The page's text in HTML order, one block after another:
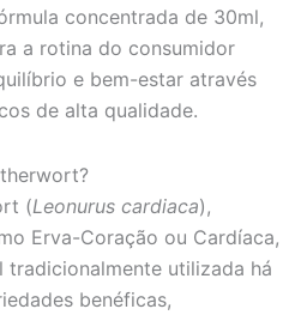
concentrada de 30ml,
a rotina do consumidor
e bem-estar através
de alta qualidade.
(Leonurus cardiaca),
Erva-Coração ou Cardíaca,
tradicionalmente utilizada há
benéficas,